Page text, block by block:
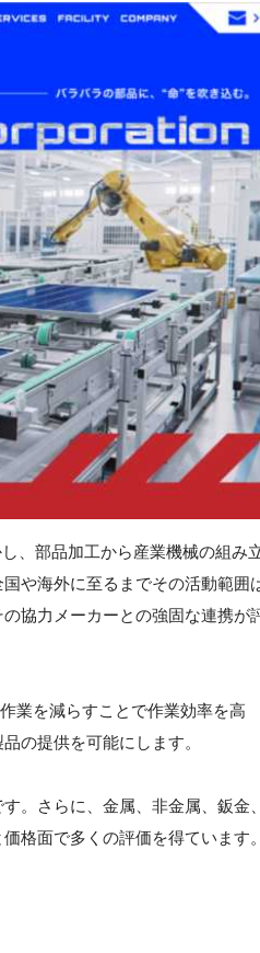
、部品加工から産業機械の組み
や海外に至るまでその活動範囲
協力メーカーとの強固な連携が
業を減らすことで作業効率を高
の提供を可能にします。
。さらに、金属、非金属、鈑金、
格面で多くの評価を得ています。